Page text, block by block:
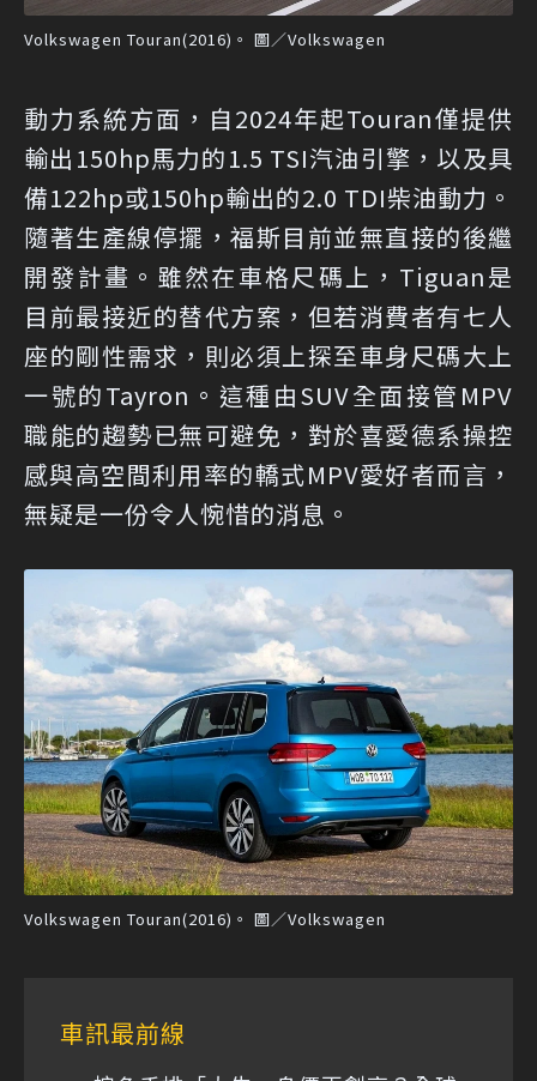
Volkswagen Touran(2016)。 圖／Volkswagen
動力系統方面，自2024年起Touran僅提供
輸出150hp馬力的1.5 TSI汽油引擎，以及具
備122hp或150hp輸出的2.0 TDI柴油動力。
隨著生產線停擺，福斯目前並無直接的後繼
開發計畫。雖然在車格尺碼上，Tiguan是
目前最接近的替代方案，但若消費者有七人
座的剛性需求，則必須上探至車身尺碼大上
一號的Tayron。這種由SUV全面接管MPV
職能的趨勢已無可避免，對於喜愛德系操控
感與高空間利用率的轎式MPV愛好者而言，
無疑是一份令人惋惜的消息。
Volkswagen Touran(2016)。 圖／Volkswagen
車訊最前線